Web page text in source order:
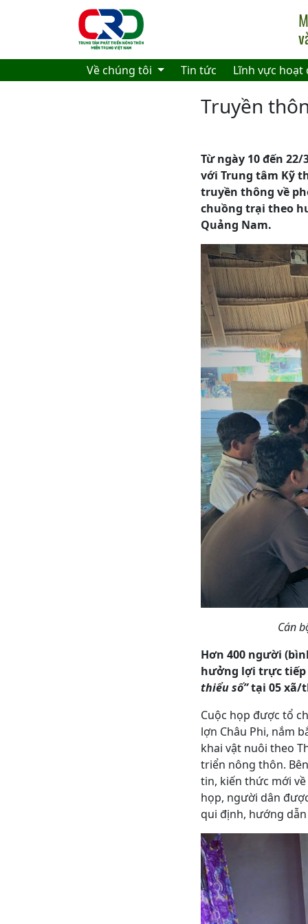
Skip to main content
Về chúng tôi Tin tức Lĩnh vực
Truyền
Từ ngày 10 đến 22/
với Trung tâm Kỹ
truyền thông về
chuồng trại theo
Quảng Nam.
Cán
Hơn 400 người
hưởng lợi trực
thiểu số”tại 05 xã/
Cuộc họp được tổ
lợn Châu Phi, nắm
khai vật nuôi theo
triển nông thôn.
tin, kiến thức mới
họp, người dân
qui định, hướng